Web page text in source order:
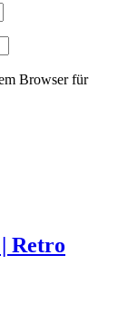
Browser für
Retro